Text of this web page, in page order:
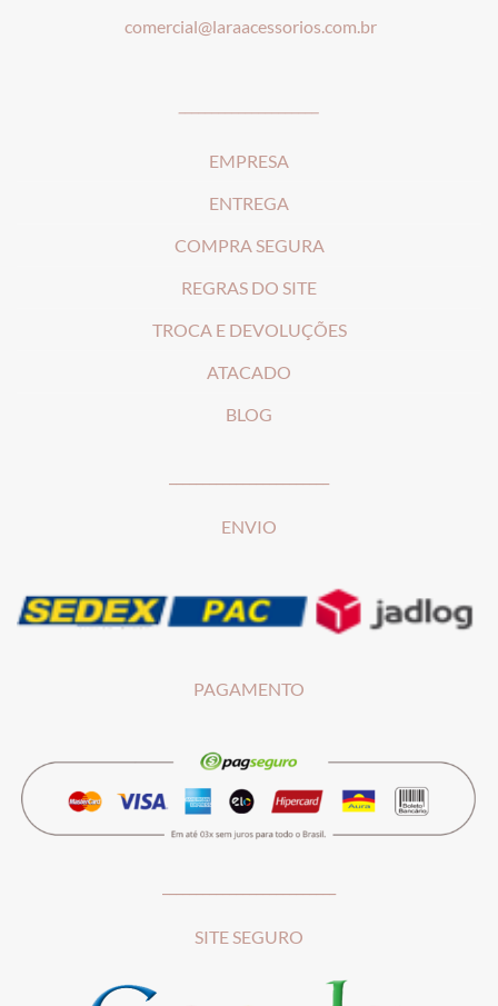
comercial@laraacessorios.com.br
EMPRESA
ENTREGA
COMPRA SEGURA
REGRAS DO SITE
TROCA E DEVOLUÇÕES
ATACADO
BLOG
ENVIO
PAGAMENTO
SITE SEGURO